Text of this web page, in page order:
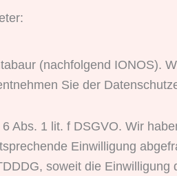
(nachfolgend IONOS).
Sie der
Abs. 1 lit. f DSGVO. Wir
Einwilligung
soweit die